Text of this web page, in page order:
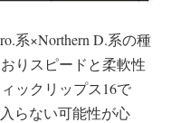
系×Northern D.系の種
りスピードと柔軟性
ックリップス16で
らない可能性が心